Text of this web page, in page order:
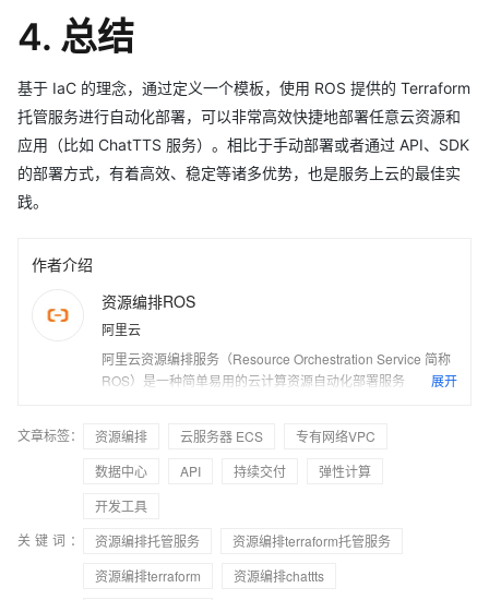
4. 总结
基于 IaC 的理念，通过定义一个模板，使用 ROS 提供的 Terraform
托管服务进行自动化部署，可以非常高效快捷地部署任意云资源和
应用（比如 ChatTTS 服务）。相比于手动部署或者通过 API、SDK
的部署方式，有着高效、稳定等诸多优势，也是服务上云的最佳实
践。
作者介绍
资源编排ROS
阿里云
阿里云资源编排服务（Resource Orchestration Service 简称
ROS）是一种简单易用的云计算资源自动化部署服务。用户可
资源在多个不同地域以及多个账户中的部署和配置，实现基础
设施即代码。
展开
文章标签： 资源编排 云服务器 ECS
专有网络VPC
数据中心
API 持续交付
弹性计算
开发工具
关键词：
资源编排托管服务
资源编排terraform托管服务
资源编排terraform
资源编排chattts